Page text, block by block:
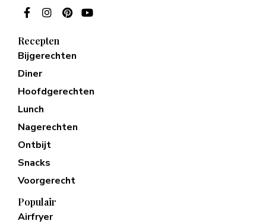
Recepten
Bijgerechten
Diner
Hoofdgerechten
Lunch
Nagerechten
Ontbijt
Snacks
Voorgerecht
Populair
Airfryer